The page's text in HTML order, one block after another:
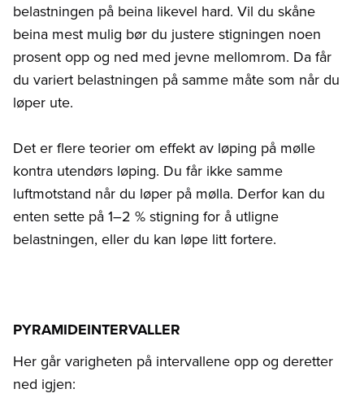
belastningen på beina likevel hard. Vil du skåne
beina mest mulig bør du justere stigningen noen
prosent opp og ned med jevne mellomrom. Da får
du variert belastningen på samme måte som når du
løper ute.
Det er flere teorier om effekt av løping på mølle
kontra utendørs løping. Du får ikke samme
luftmotstand når du løper på mølla. Derfor kan du
enten sette på 1–2 % stigning for å utligne
belastningen, eller du kan løpe litt fortere.
PYRAMIDEINTERVALLER
Her går varigheten på intervallene opp og deretter
ned igjen: